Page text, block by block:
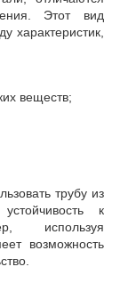
Этот вид
характеристик,
веществ;
трубу из
к
используя
возможность